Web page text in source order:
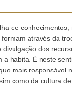
de conhecimentos,
através da
dos
a habita. É neste
mais responsável
como da cultura